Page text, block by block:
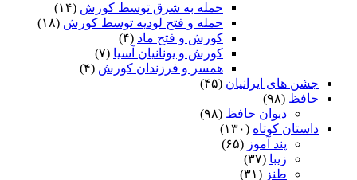
حمله به شرق توسط کورش (۱۴)
حمله و فتح لودیه توسط کورش (۱۸)
کورش و فتح ماد (۴)
کورش و یونانیان آسیا (۷)
همسر و فرزندان کورش (۴)
جشن های ایرانیان (۴۵)
حافظ (۹۸)
دیوان حافظ (۹۸)
داستان کوتاه (۱۳۰)
پند آموز (۶۵)
زیبا (۳۷)
طنز (۳۱)